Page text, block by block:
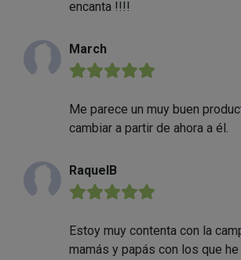
encanta !!!!
March
★★★★★
Me parece un muy buen
cambiar a partir de ahora a él.
RaquelB
★★★★★
Estoy muy contenta con la
mamás y papás con los que he